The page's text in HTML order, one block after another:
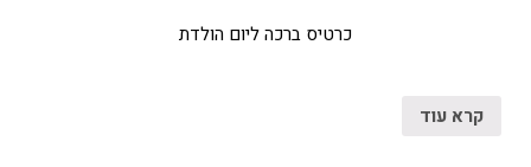
כרטיס ברכה ליום הולדת
קרא עוד